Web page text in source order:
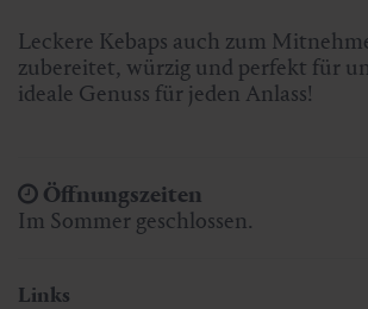
Leckere Kebaps auch zum
zubereitet, würzig und perfekt für
ideale Genuss für jeden Anlass!
Öffnungszeiten
Im Sommer geschlossen.
Links